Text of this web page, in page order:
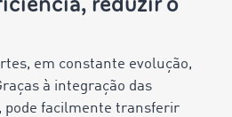
em constante evolução,
à integração das
pode facilmente transferir